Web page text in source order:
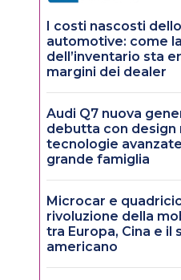
I costi nascosti
automotive: come
dell’inventario sta
margini dei dealer
Audi Q7 nuova
debutta con design
tecnologie
grande famiglia
Microcar e
rivoluzione della
tra Europa, Cina e il
americano